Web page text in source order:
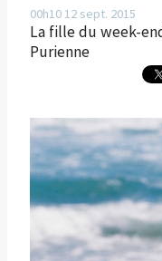
00h1012 sept. 2015
La fille du week-
Purienne